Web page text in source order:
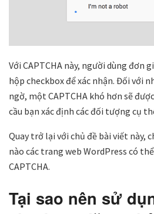
Với CAPTCHA này, người dùng đơn
hộp checkbox để xác nhận. Đối với
ngờ, một CAPTCHA khó hơn sẽ
cầu bạn xác định các đối tượng cụ
Quay trở lại với chủ đề bài viết này,
nào các trang web WordPress có
CAPTCHA.
Tại sao nên sử